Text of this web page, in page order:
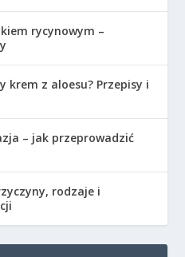
rycynowym –
krem z aloesu? Przepisy i
– jak przeprowadzić
rodzaje i